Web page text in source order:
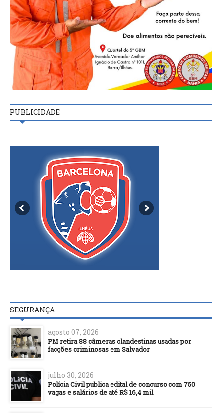
PUBLICIDADE
SEGURANÇA
agosto 07, 2026
PM retira 88 câmeras clandestinas usadas por
facções criminosas em Salvador
julho 30, 2026
Polícia Civil publica edital de concurso com 750
vagas e salários de até R$ 16,4 mil